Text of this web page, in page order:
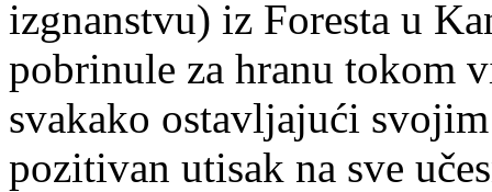
izgnanstvu) iz Foresta u
pobrinule za hranu tokom
svakako ostavljajući
pozitivan utisak na sve